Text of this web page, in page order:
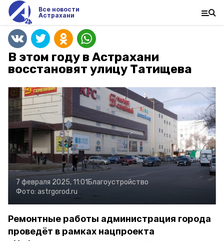
Все новости
Астрахани
В этом году в Астрахани
восстановят улицу Татищева
7 февраля 2025, 11:01 Благоустройство
Фото: astrgorod.ru
Ремонтные работы администрация города
проведёт в рамках нацпроекта